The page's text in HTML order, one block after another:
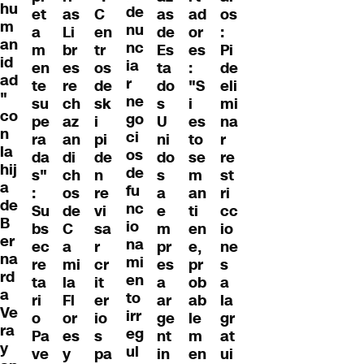
hu
m
an
id
ad
"
co
n
la
hij
a
de
B
er
na
rd
a
Ve
ra
y
et
a
m
en
te
su
pe
ra
da
s"
:
Su
bs
ec
re
ta
ri
o
Pa
ve
as
Li
br
es
re
ch
az
an
di
ch
os
de
C
a
mi
la
Fl
or
es
y
C
en
tr
os
de
sk
i
pi
de
n
re
vi
sa
r
cr
it
er
io
s
pa
de
nu
nc
ia
r
ne
go
ci
os
de
fu
nc
io
na
mi
en
to
irr
eg
ul
as
de
Es
ta
do
s
U
ni
do
s
a
e
m
pr
es
a
ar
ge
nt
in
ad
or
es
:
"S
i
es
to
se
m
an
ti
en
e,
pr
ob
ab
le
m
en
os
:
Pi
de
eli
mi
na
r
re
st
ri
cc
io
ne
s
a
la
gr
at
ui